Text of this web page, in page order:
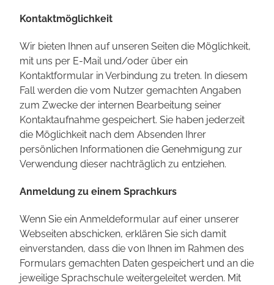
Kontaktmöglichkeit
Wir bieten Ihnen auf unseren Seiten die Möglichkeit,
mit uns per E-Mail und/oder über ein
Kontaktformular in Verbindung zu treten. In diesem
Fall werden die vom Nutzer gemachten Angaben
zum Zwecke der internen Bearbeitung seiner
Kontaktaufnahme gespeichert. Sie haben jederzeit
die Möglichkeit nach dem Absenden Ihrer
persönlichen Informationen die Genehmigung zur
Verwendung dieser nachträglich zu entziehen.
Anmeldung zu einem Sprachkurs
Wenn Sie ein Anmeldeformular auf einer unserer
Webseiten abschicken, erklären Sie sich damit
einverstanden, dass die von Ihnen im Rahmen des
Formulars gemachten Daten gespeichert und an die
jeweilige Sprachschule weitergeleitet werden. Mit